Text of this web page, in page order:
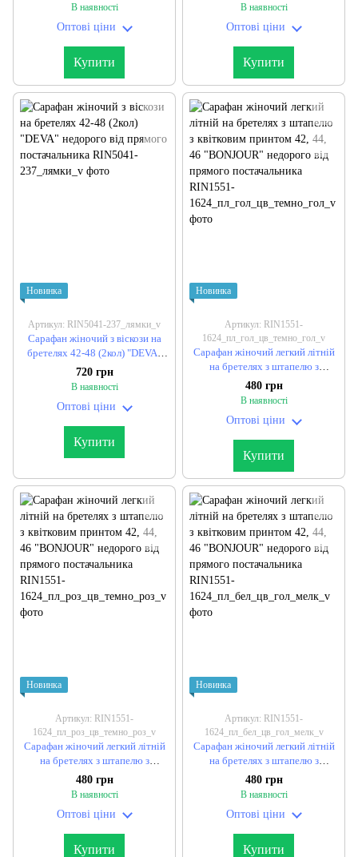
В наявності
Оптові ціни
Купити
В наявності
Оптові ціни
Купити
Новинка
Артикул: RIN5041-237_лямки_v
Сарафан жіночий з віскози на
бретелях 42-48 (2кол) "DEVA"
недорого від прямого
постачальника
720 грн
В наявності
Оптові ціни
Купити
Новинка
Артикул: RIN1551-
1624_пл_гол_цв_темно_гол_v
Сарафан жіночий легкий літній
на бретелях з штапелю з
квітковим принтом 42, 44, 46
"BONJOUR" недорого від
480 грн
В наявності
Оптові ціни
Купити
Новинка
Артикул: RIN1551-
1624_пл_роз_цв_темно_роз_v
Сарафан жіночий легкий літній
на бретелях з штапелю з
квітковим принтом 42, 44, 46
"BONJOUR" недорого від
480 грн
В наявності
Оптові ціни
Купити
Новинка
Артикул: RIN1551-
1624_пл_бел_цв_гол_мелк_v
Сарафан жіночий легкий літній
на бретелях з штапелю з
квітковим принтом 42, 44, 46
"BONJOUR" недорого від
480 грн
В наявності
Оптові ціни
Купити